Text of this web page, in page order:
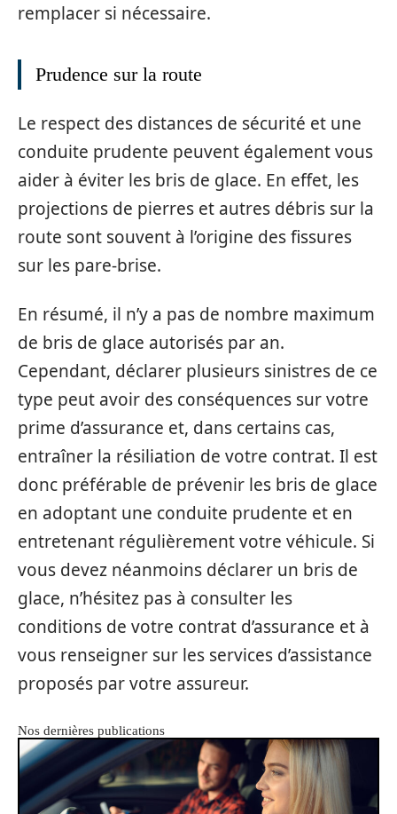
remplacer si nécessaire.
Prudence sur la route
Le respect des distances de sécurité et une
conduite prudente peuvent également vous
aider à éviter les bris de glace. En effet, les
projections de pierres et autres débris sur la
route sont souvent à l’origine des fissures
sur les pare-brise.
En résumé, il n’y a pas de nombre maximum
de bris de glace autorisés par an.
Cependant, déclarer plusieurs sinistres de ce
type peut avoir des conséquences sur votre
prime d’assurance et, dans certains cas,
entraîner la résiliation de votre contrat. Il est
donc préférable de prévenir les bris de glace
en adoptant une conduite prudente et en
entretenant régulièrement votre véhicule. Si
vous devez néanmoins déclarer un bris de
glace, n’hésitez pas à consulter les
conditions de votre contrat d’assurance et à
vous renseigner sur les services d’assistance
proposés par votre assureur.
Nos dernières publications